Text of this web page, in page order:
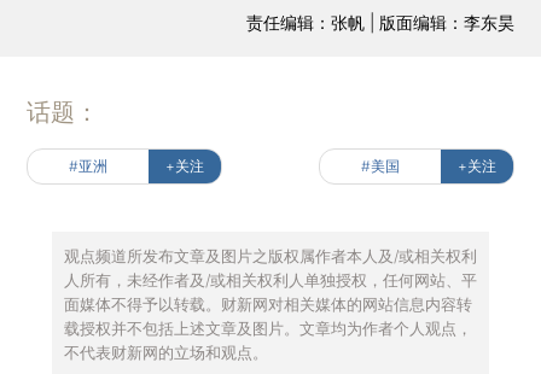
责任编辑：张帆 | 版面编辑：李东昊
话题：
#亚洲 +关注 #美国 +关注
观点频道所发布文章及图片之版权属作者本人及/或相关权利
人所有，未经作者及/或相关权利人单独授权，任何网站、平
面媒体不得予以转载。财新网对相关媒体的网站信息内容转
载授权并不包括上述文章及图片。文章均为作者个人观点，
不代表财新网的立场和观点。